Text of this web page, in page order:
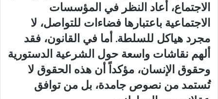
الاجتماع، أعاد النظر في المؤسسات
الاجتماعية باعتبارها فضاءات للتواصل، لا
مجرد هياكل للسلطة. أما في القانون، فقد
ألهم نقاشات واسعة حول الشرعية الدستورية
وحقوق الإنسان، مؤكداً أن هذه الحقوق لا
تُستمد من نصوص جامدة، بل من توافق